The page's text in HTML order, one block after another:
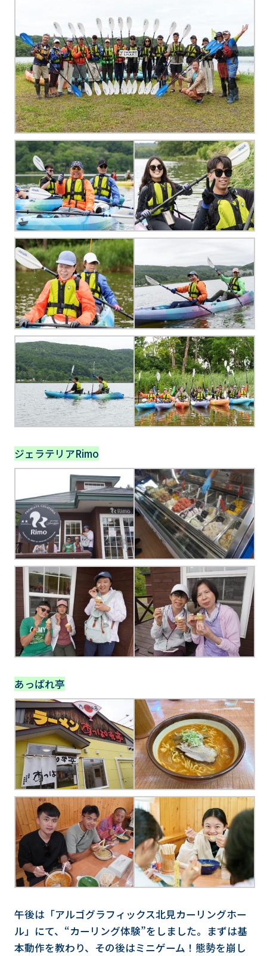
ジェラテリアRimo
あっぱれ亭
午後は「アルゴグラフィックス北見カーリングホー
ル」にて、“カーリング体験”をしました。まずは基
本動作を教わり、その後はミニゲーム！態勢を崩し